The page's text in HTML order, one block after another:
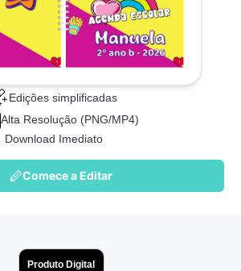
Edições simplificadas
Alta Resolução (PNG/MP4)
Download Imediato
Comece a Editar
Produto Digital